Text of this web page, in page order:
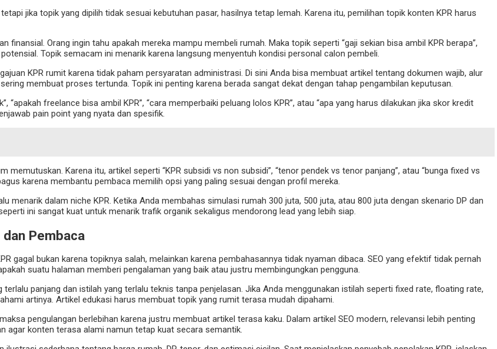
jika topik yang dipilih tidak sesuai kebutuhan pasar, hasilnya tetap lemah. Karena itu, pemilihan topik konten KPR harus
finansial. Orang ingin tahu apakah mereka mampu membeli rumah. Maka topik seperti “gaji sekian bisa ambil KPR berapa”,
Topik semacam ini menarik karena langsung menyentuh kondisi personal calon pembeli.
KPR rumit karena tidak paham persyaratan administrasi. Di sini Anda bisa membuat artikel tentang dokumen wajib, alur
membuat proses tertunda. Topik ini penting karena berada sangat dekat dengan tahap pengambilan keputusan.
“apakah freelance bisa ambil KPR”, “cara memperbaiki peluang lolos KPR”, atau “apa yang harus dilakukan jika skor kredit
pain point yang nyata dan spesifik.
Karena itu, artikel seperti “KPR subsidi vs non subsidi”, “tenor pendek vs tenor panjang”, atau “bunga fixed vs
karena membantu pembaca memilih opsi yang paling sesuai dengan profil mereka.
menarik dalam niche KPR. Ketika Anda membahas simulasi rumah 300 juta, 500 juta, atau 800 juta dengan skenario DP dan
ini sangat kuat untuk menarik trafik organik sekaligus mendorong lead yang lebih siap.
Pembaca
gagal bukan karena topiknya salah, melainkan karena pembahasannya tidak nyaman dibaca. SEO yang efektif tidak pernah
suatu halaman memberi pengalaman yang baik atau justru membingungkan pengguna.
panjang dan istilah yang terlalu teknis tanpa penjelasan. Jika Anda menggunakan istilah seperti fixed rate, floating rate,
artinya. Artikel edukasi harus membuat topik yang rumit terasa mudah dipahami.
pengulangan berlebihan karena justru membuat artikel terasa kaku. Dalam artikel SEO modern, relevansi lebih penting
agar konten terasa alami namun tetap kuat secara semantik.